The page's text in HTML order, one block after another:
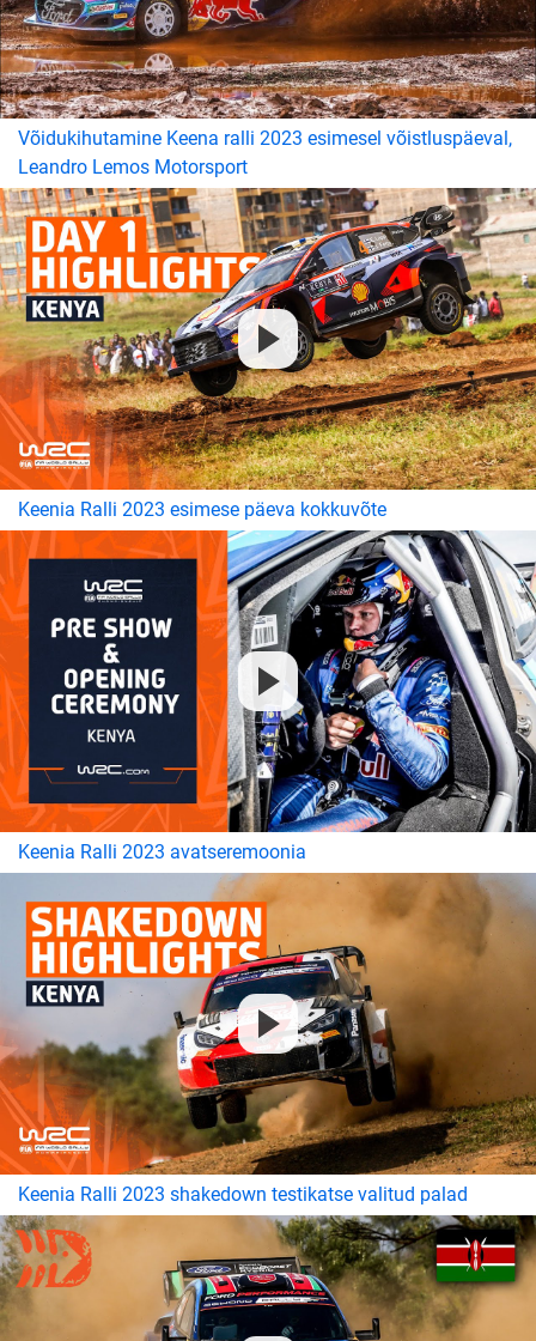
Võidukihutamine Keena ralli 2023 esimesel võistluspäeval,
Leandro Lemos Motorsport
Keenia Ralli 2023 esimese päeva kokkuvõte
Keenia Ralli 2023 avatseremoonia
Keenia Ralli 2023 shakedown testikatse valitud palad